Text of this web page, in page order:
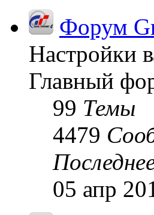
Форум
Настройки
Главный
99 Темы
4479
05 апр